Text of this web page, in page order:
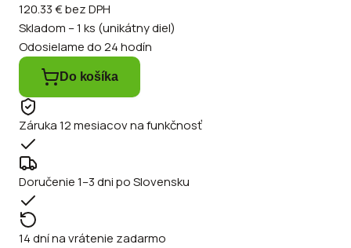
120.33 €bez DPH
Skladom – 1 ks (unikátny diel)
Odosielame do 24 hodín
Do košíka
Záruka 12 mesiacov na funkčnosť
Doručenie 1–3 dni po Slovensku
14 dní na vrátenie zadarmo